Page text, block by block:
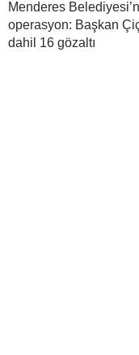
Menderes
operasyon: Başkan
dahil 16 gözaltı